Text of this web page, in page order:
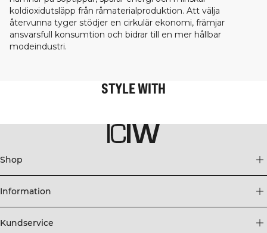
koldioxidutsläpp från råmaterialproduktion. Att välja
återvunna tyger stödjer en cirkulär ekonomi, främjar
ansvarsfull konsumtion och bidrar till en mer hållbar
modeindustri.
STYLE WITH
Shop
Information
Kundservice